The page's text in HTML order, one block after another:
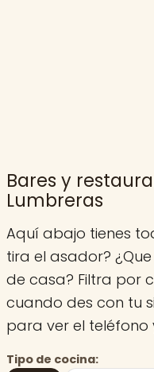
Bares y
Lumbreras
Aquí abajo tienes
tira el asador?
de casa? Filtra por
cuando des con tu
para ver el teléfono
Tipo de cocina: